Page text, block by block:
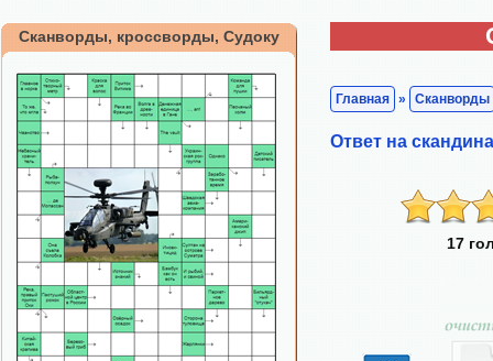
Сканворды, кроссворды, Судоку
Главная » Сканворды
Ответ на
17